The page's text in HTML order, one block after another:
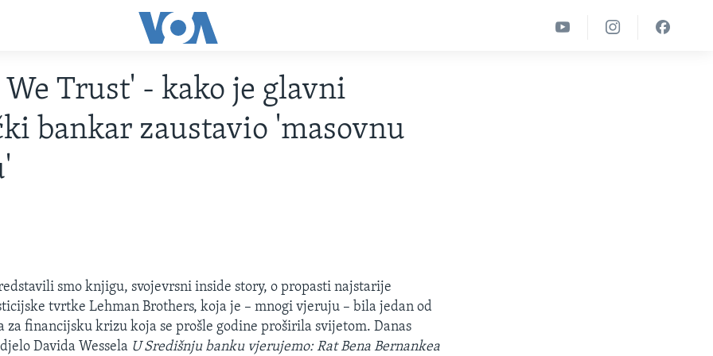
We Trust' - kako je glavni
bankar zaustavio 'masovnu
smo knjigu, svojevrsni inside story, o propasti najstarije
tvrtke Lehman Brothers, koja je – mnogi vjeruju – bila jedan od
za financijsku krizu koja se prošle godine proširila svijetom. Danas
Davida Wessela U Središnju banku vjerujemo: Rat Bena Bernankea